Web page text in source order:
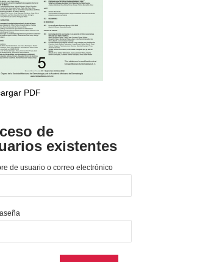
PDF
de
existentes
de usuario o correo electrónico